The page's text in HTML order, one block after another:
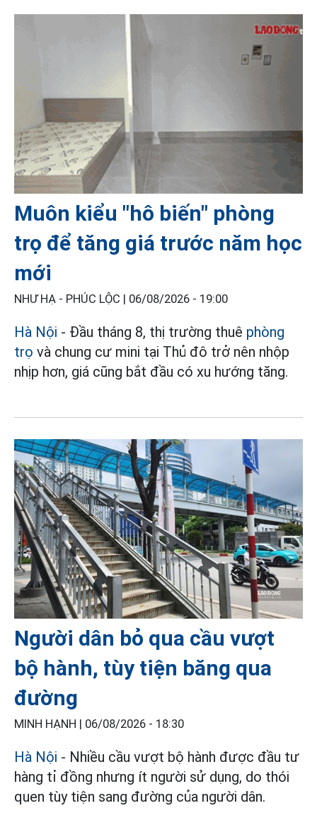
Muôn kiểu "hô biến" phòng
trọ để tăng giá trước năm học
mới
NHƯ HẠ - PHÚC LỘC | 06/08/2026 - 19:00
Hà Nội - Đầu tháng 8, thị trường thuê phòng
trọ và chung cư mini tại Thủ đô trở nên nhộp
nhịp hơn, giá cũng bắt đầu có xu hướng tăng.
Người dân bỏ qua cầu vượt
bộ hành, tùy tiện băng qua
đường
MINH HẠNH | 06/08/2026 - 18:30
Hà Nội - Nhiều cầu vượt bộ hành được đầu tư
hàng tỉ đồng nhưng ít người sử dụng, do thói
quen tùy tiện sang đường của người dân.